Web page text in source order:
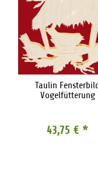
Taulin
Vogelfütterung
43,75 € *